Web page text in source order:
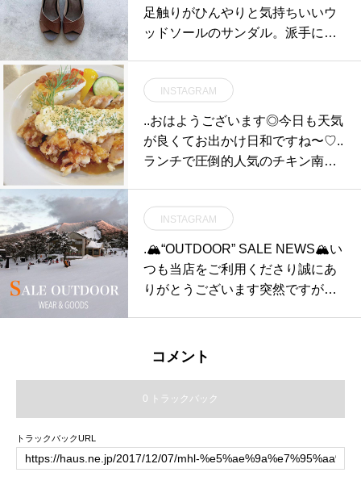
足触りがひんやりと気持ちいいウ
ッドソールのサンダル。派手にな
ッドソールサンダル¥23,000+taxsi
ze 36 . 37 . 38#vialis#Spain#Barce
lona#sandal#matureha #abaca#bo
x hat#hausmatsue #島根#松江
INSTAGRAM
..おはようございます◎今日も天気
が良くてお出かけ日和ですね〜♡..
ランチで圧倒的人気のチキン南蛮
サラダがセットになっております
が、ディナーでは付け合わせとラ
イスがセットになっております。..
本日もたくさんのご来店お待ちし
製 #タルタルソース#lunch #dinner
島根 #松江
INSTAGRAM
.🏔“OUTDOOR” SALE NEWS🏔い
つも当店をご利用くださり誠にあ
りがとうございます突然ですがHA
日(土) 〜2月3日(日) 対象商品は「2
機会です！春レジャーの準備にぜ
ひ遊びにお越し下さい︎ (除外商品
コメント
0 トラックバック
トラックバックURL